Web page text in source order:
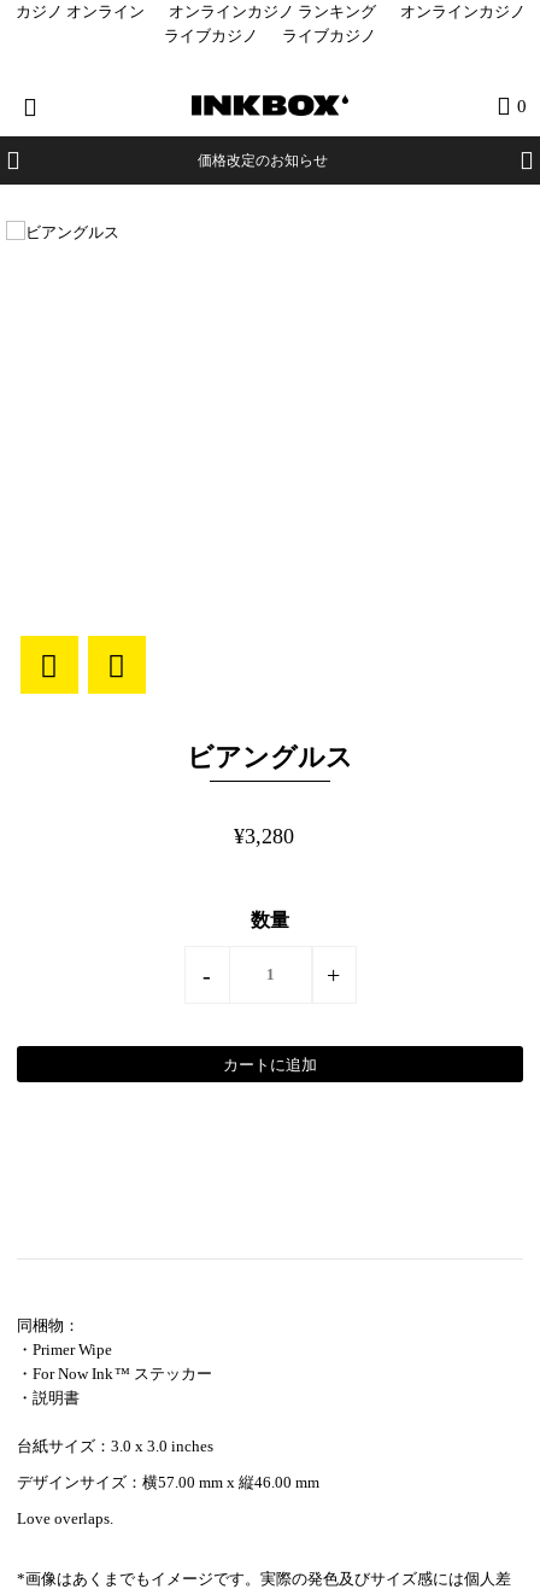
カジノ オンライン オンラインカジノ ランキング
オンラインカジノ
ライブカジノ
ライブカジノ
0
価格改定のお知らせ
ビアングルス
¥3,280
数量
- +
同梱物：
・Primer Wipe
・For Now Ink ™ ステッカー
・説明書
台紙サイズ：3.0 x 3.0 inches
デザインサイズ：横57.00 mm x 縦46.00 mm
Love overlaps.
*画像はあくまでもイメージです。実際の発色及びサイズ感には個人差
HOME
イベント